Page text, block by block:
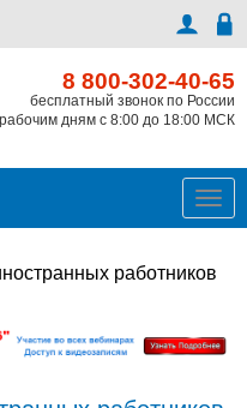
8 800-302-40-65
бесплатный звонок по России
дням с 8:00 до 18:00 МСК
работников